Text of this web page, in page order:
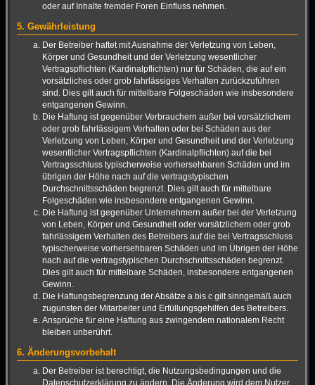
oder auf Inhalte fremder Foren Einfluss nehmen.
5. Gewährleistung
Der Betreiber haftet mit Ausnahme der Verletzung von Leben,
Körper und Gesundheit und der Verletzung wesentlicher
Vertragspflichten (Kardinalpflichten) nur für Schäden, die auf ein
vorsätzliches oder grob fahrlässiges Verhalten zurückzuführen
sind. Dies gilt auch für mittelbare Folgeschäden wie insbesondere
entgangenen Gewinn.
Die Haftung ist gegenüber Verbrauchern außer bei vorsätzlichem
oder grob fahrlässigem Verhalten oder bei Schäden aus der
Verletzung von Leben, Körper und Gesundheit und der Verletzung
wesentlicher Vertragspflichten (Kardinalpflichten) auf die bei
Vertragsschluss typischerweise vorhersehbaren Schäden und im
übrigen der Höhe nach auf die vertragstypischen
Durchschnittsschäden begrenzt. Dies gilt auch für mittelbare
Folgeschäden wie insbesondere entgangenen Gewinn.
Die Haftung ist gegenüber Unternehmern außer bei der Verletzung
von Leben, Körper und Gesundheit oder vorsätzlichem oder grob
fahrlässigem Verhalten des Betreibers auf die bei Vertragsschluss
typischerweise vorhersehbaren Schäden und im Übrigen der Höhe
nach auf die vertragstypischen Durchschnittsschäden begrenzt.
Dies gilt auch für mittelbare Schäden, insbesondere entgangenen
Gewinn.
Die Haftungsbegrenzung der Absätze a bis c gilt sinngemäß auch
zugunsten der Mitarbeiter und Erfüllungsgehilfen des Betreibers.
Ansprüche für eine Haftung aus zwingendem nationalem Recht
bleiben unberührt.
6. Änderungsvorbehalt
Der Betreiber ist berechtigt, die Nutzungsbedingungen und die
Datenschutzerklärung zu ändern. Die Änderung wird dem Nutzer